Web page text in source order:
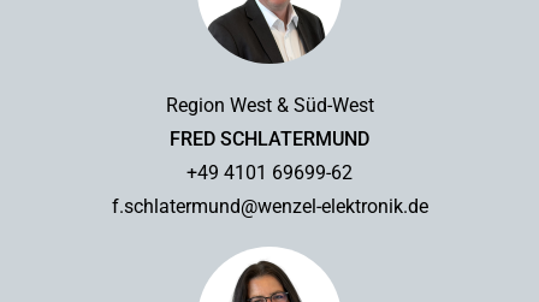
Region West & Süd-West
FRED SCHLATERMUND
+49 4101 69699-62
f.schlatermund@wenzel-elektronik.de